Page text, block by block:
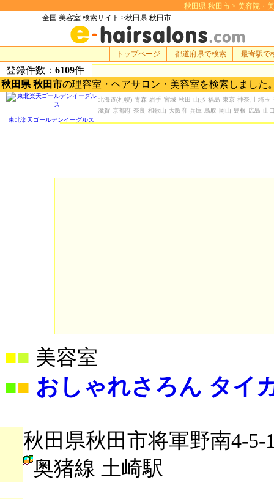
秋田県 秋田市 > 美容院・
全国 美容室 検索サイト:>秋田県 秋田市
登録件数： 6109件
秋田県 秋田市の理容室・ヘアサロン・美容室を検索しました
■ 美容室
■■ おしゃれさろん タイ
秋田県秋田市将軍野南4-5-
奥猪線 土崎駅
北海道(札幌) 青森 岩手 宮城 秋田 山形 福島 東京 神奈川 埼玉
滋賀 京都府 奈良 和歌山 大阪府 兵庫 鳥取 岡山 島根 広島 山
トップページ 都道府県で検索 最寄駅で
東北楽天ゴールデンイーグルス